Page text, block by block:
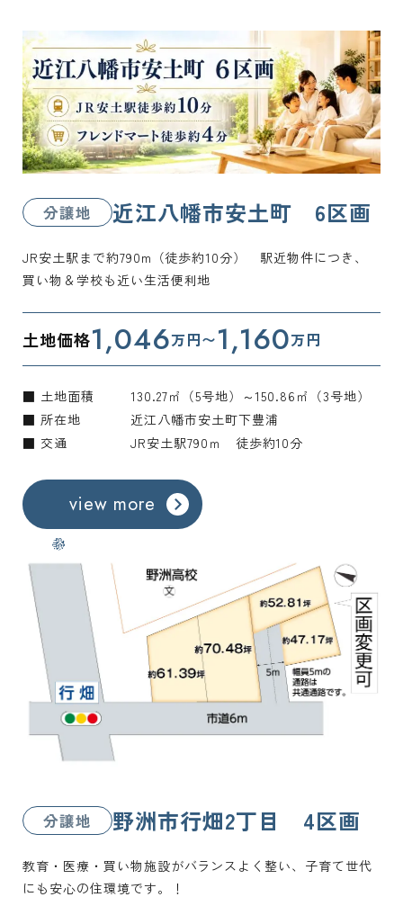
分譲地 近江八幡市安土町 6区画
JR安土駅まで約790m（徒歩約10分） 駅近物件につき、
買い物＆学校も近い生活便利地
土地価格1,046万円〜1,160万円
■ 土地面積
130.27㎡（5号地）～150.86㎡（3号地）
■ 所在地
近江八幡市安土町下豊浦
■ 交通
JR安土駅790ｍ 徒歩約10分
view more
分譲地 野洲市行畑2丁目 4区画
教育・医療・買い物施設がバランスよく整い、子育て世代
にも安心の住環境です。！